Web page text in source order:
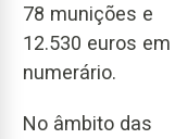
78 munições e
12.530 euros em
numerário.
No âmbito das